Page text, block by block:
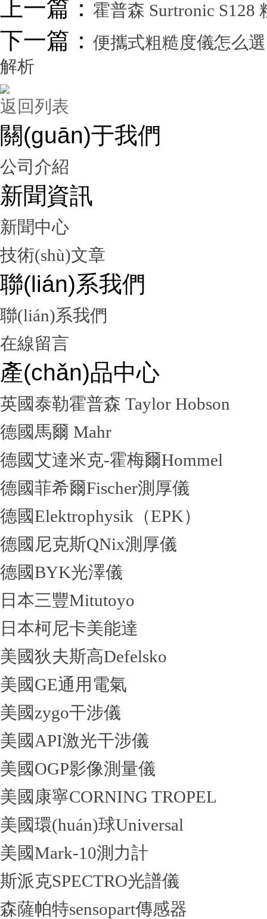
上一篇： 霍普森 Surtronic S128
下一篇： 便攜式粗糙度儀怎么選
解析
返回列表
關(guān)于我們
公司介紹
新聞資訊
新聞中心
技術(shù)文章
聯(lián)系我們
聯(lián)系我們
在線留言
產(chǎn)品中心
英國泰勒霍普森 Taylor Hobson
德國馬爾 Mahr
德國艾達米克-霍梅爾Hommel
德國菲希爾Fischer測厚儀
德國Elektrophysik（EPK）
德國尼克斯QNix測厚儀
德國BYK光澤儀
日本三豐Mitutoyo
日本柯尼卡美能達
美國狄夫斯高Defelsko
美國GE通用電氣
美國zygo干涉儀
美國API激光干涉儀
美國OGP影像測量儀
美國康寧CORNING TROPEL
美國環(huán)球Universal
美國Mark-10測力計
斯派克SPECTRO光譜儀
森薩帕特sensopart傳感器